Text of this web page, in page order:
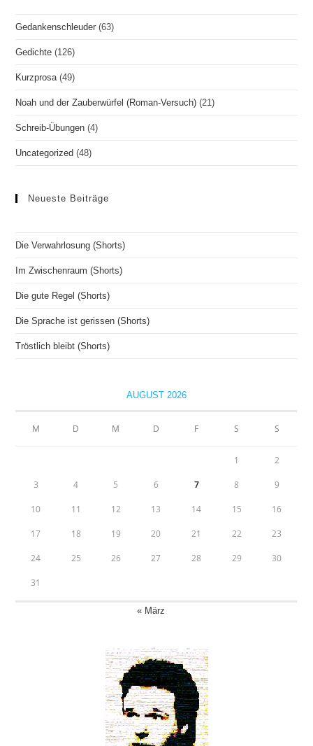
Gedankenschleuder (63)
Gedichte (126)
Kurzprosa (49)
Noah und der Zauberwürfel (Roman-Versuch) (21)
Schreib-Übungen (4)
Uncategorized (48)
Neueste Beiträge
Die Verwahrlosung (Shorts)
Im Zwischenraum (Shorts)
Die gute Regel (Shorts)
Die Sprache ist gerissen (Shorts)
Tröstlich bleibt (Shorts)
AUGUST 2026
M D M D F S S
1 2
3 4 5 6 7 8 9
10 11 12 13 14 15 16
17 18 19 20 21 22 23
24 25 26 27 28 29 30
31
« März